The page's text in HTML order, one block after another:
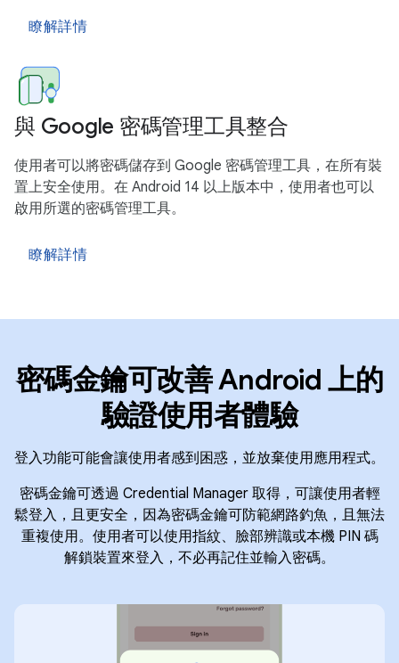
瞭解詳情
與 Google 密碼管理工具整合
使用者可以將密碼儲存到 Google 密碼管理工具，在所有裝
置上安全使用。在 Android 14 以上版本中，使用者也可以
啟用所選的密碼管理工具。
瞭解詳情
密碼金鑰可改善 Android 上的
驗證使用者體驗
登入功能可能會讓使用者感到困惑，並放棄使用應用程式。
密碼金鑰可透過 Credential Manager 取得，可讓使用者輕
鬆登入，且更安全，因為密碼金鑰可防範網路釣魚，且無法
重複使用。使用者可以使用指紋、臉部辨識或本機 PIN 碼
解鎖裝置來登入，不必再記住並輸入密碼。